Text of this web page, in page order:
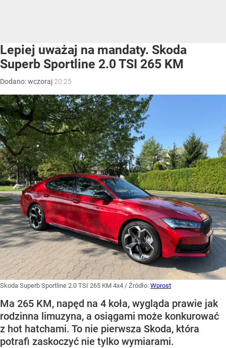
Lepiej uważaj na mandaty. Skoda
Superb Sportline 2.0 TSI 265 KM
Dodano:wczoraj 20:25
Skoda Superb Sportline 2.0 TSI 265 KM 4x4 / Źródło: Wprost
Ma 265 KM, napęd na 4 koła, wygląda prawie jak
rodzinna limuzyna, a osiągami może konkurować
z hot hatchami. To nie pierwsza Skoda, która
potrafi zaskoczyć nie tylko wymiarami.